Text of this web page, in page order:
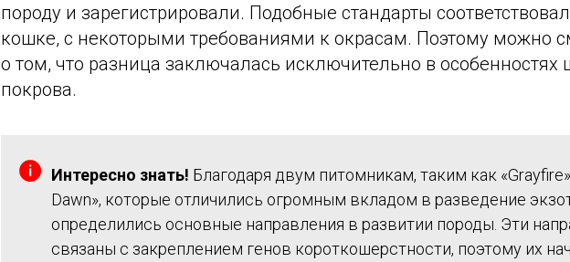
породу и зарегистрировали. Подобные стандарты
кошке, с некоторыми требованиями к окрасам. Поэтому можно
о том, что разница заключалась исключительно в особенностях
покрова.
Интересно знать! Благодаря двум питомникам, таким как
Dawn», которые отличились огромным вкладом в разведение
определились основные направления в развитии породы. Эти
связаны с закреплением генов короткошерстности, поэтому их